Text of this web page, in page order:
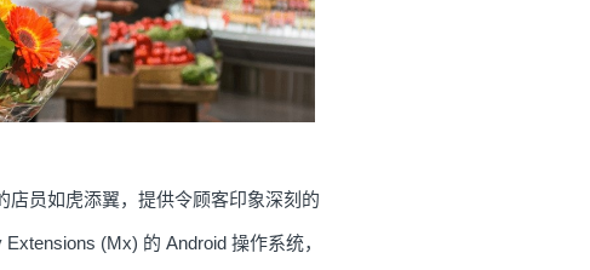
员如虎添翼，提供令顾客印象深刻的
(Mx) 的 Android 操作系统，